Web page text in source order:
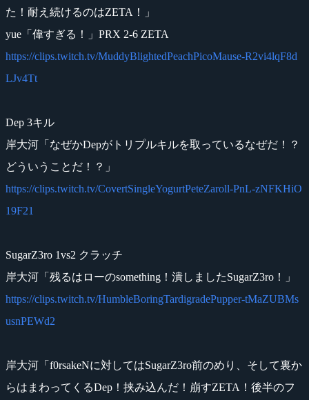
た！耐え続けるのはZETA！」
yue「偉すぎる！」PRX 2-6 ZETA
https://clips.twitch.tv/MuddyBlightedPeachPicoMause-R2vi4lqF8d
LJv4Tt
Dep 3キル
岸大河「なぜかDepがトリプルキルを取っているなぜだ！？
どういうことだ！？」
https://clips.twitch.tv/CovertSingleYogurtPeteZaroll-PnL-zNFKHiO
19F21
SugarZ3ro 1vs2 クラッチ
岸大河「残るはローのsomething！潰しましたSugarZ3ro！」
https://clips.twitch.tv/HumbleBoringTardigradePupper-tMaZUBMs
usnPEWd2
岸大河「f0rsakeNに対してはSugarZ3ro前のめり、そして裏か
らはまわってくるDep！挟み込んだ！崩すZETA！後半のフ